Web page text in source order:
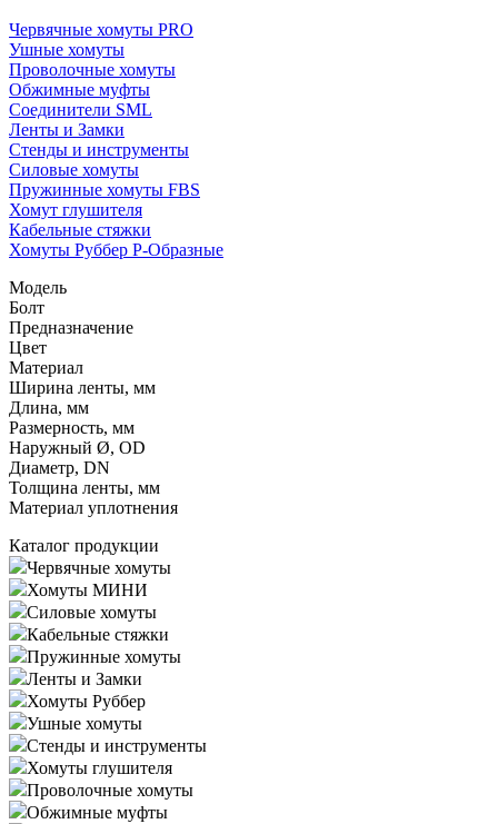
Червячные хомуты PRO
Ушные хомуты
Проволочные хомуты
Обжимные муфты
Соединители SML
Ленты и Замки
Стенды и инструменты
Силовые хомуты
Пружинные хомуты FBS
Хомут глушителя
Кабельные стяжки
Хомуты Руббер Р-Образные
Модель
Болт
Предназначение
Цвет
Материал
Ширина ленты, мм
Длина, мм
Размерность, мм
Наружный Ø, OD
Диаметр, DN
Толщина ленты, мм
Материал уплотнения
Каталог продукции
Червячные хомуты
Хомуты МИНИ
Силовые хомуты
Кабельные стяжки
Пружинные хомуты
Ленты и Замки
Хомуты Руббер
Ушные хомуты
Стенды и инструменты
Хомуты глушителя
Проволочные хомуты
Обжимные муфты